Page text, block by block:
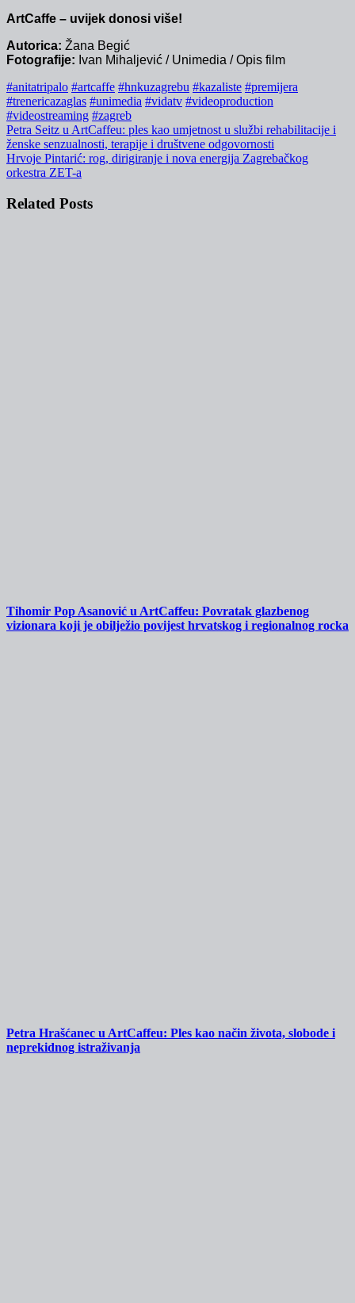
ArtCaffe – uvijek donosi više!
Autorica: Žana Begić
Fotografije: Ivan Mihaljević / Unimedia / Opis film
#anitatripalo #artcaffe #hnkuzagrebu #kazaliste #premijera
#trenericazaglas #unimedia #vidatv #videoproduction
#videostreaming #zagreb
Navigacija
objava
Petra Seitz u ArtCaffeu: ples kao umjetnost u službi rehabilitacije i
ženske senzualnosti, terapije i društvene odgovornosti
Hrvoje Pintarić: rog, dirigiranje i nova energija Zagrebačkog
orkestra ZET-a
Related Posts
Tihomir Pop Asanović u ArtCaffeu: Povratak glazbenog
vizionara koji je obilježio povijest hrvatskog i regionalnog rocka
Petra Hrašćanec u ArtCaffeu: Ples kao način života, slobode i
neprekidnog istraživanja